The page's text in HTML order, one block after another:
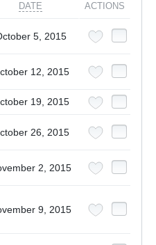
DATE ACTIONS
5, 2015
12, 2015
19, 2015
26, 2015
2, 2015
9, 2015